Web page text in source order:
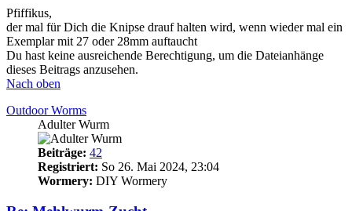
Pfiffikus,
der mal für Dich die Knipse drauf halten wird, wenn wieder mal ein
Exemplar mit 27 oder 28mm auftaucht
Du hast keine ausreichende Berechtigung, um die Dateianhänge
dieses Beitrags anzusehen.
Nach oben
Outdoor Worms
Adulter Wurm
Beiträge: 42
Registriert: So 26. Mai 2024, 23:04
Wormery: DIY Wormery